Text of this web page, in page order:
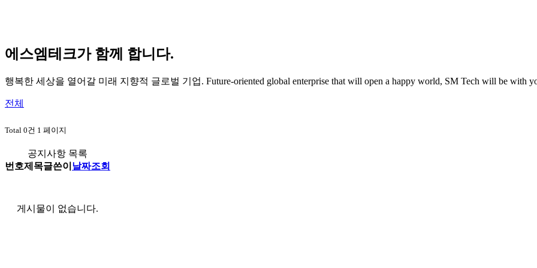
에스엠테크가 함께 합니다.
행복한 세상을 열어갈 미래 지향적 글로벌 기업. Future-oriented global enterprise that will open a happy world, SM Tech will be with
전체
Total 0건 1 페이지
공지사항 목록
번호제목글쓴이 날짜조회
게시물이 없습니다.